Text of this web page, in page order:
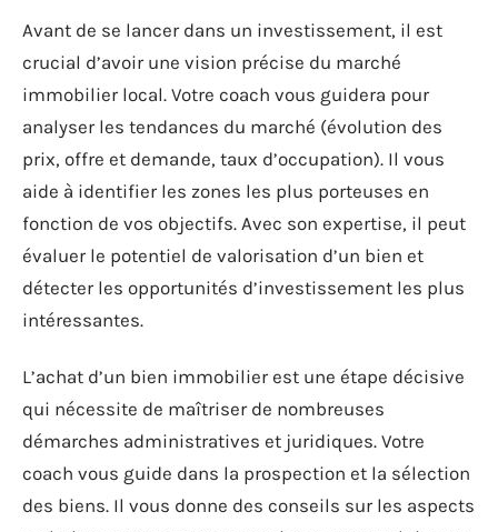
Avant de se lancer dans un investissement, il est
crucial d’avoir une vision précise du marché
immobilier local. Votre coach vous guidera pour
analyser les tendances du marché (évolution des
prix, offre et demande, taux d’occupation). Il vous
aide à identifier les zones les plus porteuses en
fonction de vos objectifs. Avec son expertise, il peut
évaluer le potentiel de valorisation d’un bien et
détecter les opportunités d’investissement les plus
intéressantes.
L’achat d’un bien immobilier est une étape décisive
qui nécessite de maîtriser de nombreuses
démarches administratives et juridiques. Votre
coach vous guide dans la prospection et la sélection
des biens. Il vous donne des conseils sur les aspects